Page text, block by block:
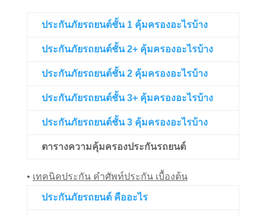
ประกันภัยรถยนต์ชั้น 1 คุ้มครองอะไรบ้าง
ประกันภัยรถยนต์ชั้น 2+ คุ้มครองอะไรบ้าง
ประกันภัยรถยนต์ชั้น 2 คุ้มครองอะไรบ้าง
ประกันภัยรถยนต์ชั้น 3+ คุ้มครองอะไรบ้าง
ประกันภัยรถยนต์ชั้น 3 คุ้มครองอะไรบ้าง
ตารางความคุ้มครองประกันรถยนต์
• เทคนิคประกัน คำศัพท์ประกัน เบื้องต้น
ประกันภัยรถยนต์ คืออะไร